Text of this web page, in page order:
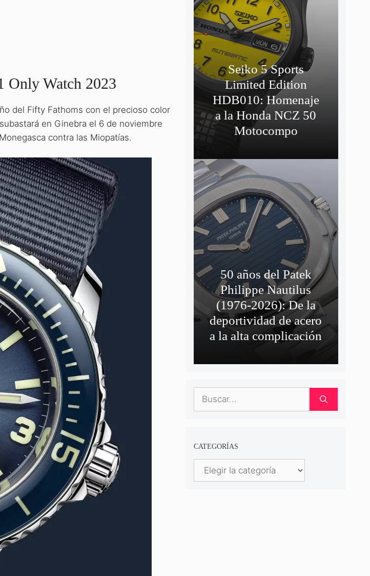
Only Watch 2023
del Fifty Fathoms con el precioso color
en Ginebra el 6 de noviembre
contra las Miopatías.
Seiko 5 Sports
Limited Edition
HDB010: Homenaje
a la Honda NCZ 50
Motocompo
50 años del Patek
Philippe Nautilus
(1976-2026): De la
deportividad de acero
a la alta complicación
Buscar:
CATEGORÍAS
Categorías